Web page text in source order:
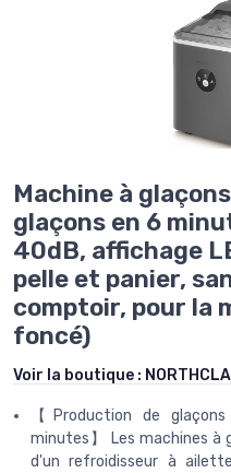
Machine à
glaçons en 6
40dB, affichage
pelle et panier,
comptoir, pour la
foncé)
Voir la boutique :
【Production de
minutes】 Les machines à
d'un refroidisseur à